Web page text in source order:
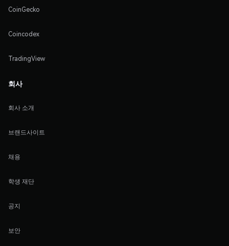
CoinGecko
Coincodex
TradingView
회사
회사 소개
브랜드사이트
채용
학생 재단
공지
보안